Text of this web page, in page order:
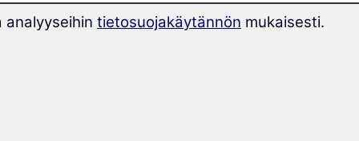
tietosuojakäytännön mukaisesti.